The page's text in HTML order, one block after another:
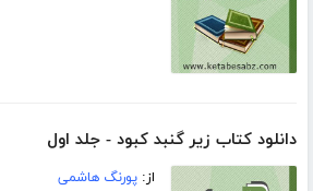
دانلود کتاب زیر گنبد کبود - جلد اول
از:پورنگ هاشمی